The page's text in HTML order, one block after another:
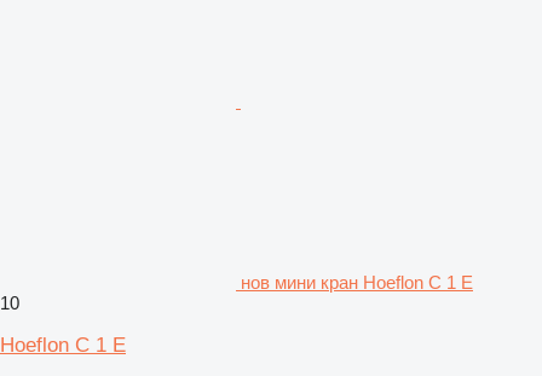
нов мини кран Hoeflon C 1 E
10
Hoeflon C 1 E